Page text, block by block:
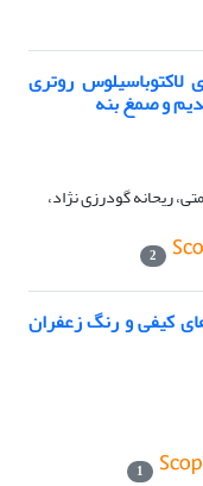
روتری
و صمغ بنه
ریحانه گودرزی نژاد،
2
کیفی و رنگ زعفران
1